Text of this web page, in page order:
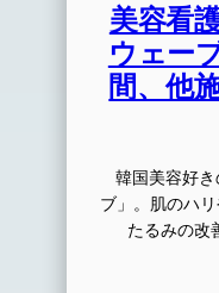
美容看
ウェー
間、他
韓国美容好
ブ」。肌のハ
たるみの改